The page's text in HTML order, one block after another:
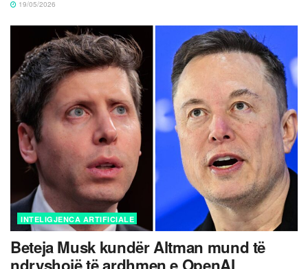
19/05/2026
INTELIGJENCA ARTIFICIALE
Beteja Musk kundër Altman mund të